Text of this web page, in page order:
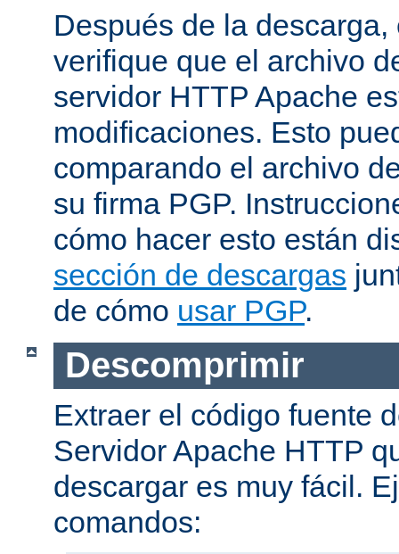
Después de la
verifique que el archivo
servidor HTTP Apache
modificaciones. Esto
comparando el archivo
su firma PGP.
cómo hacer esto están
sección de descargas
de cómo usar PGP.
Descomprimir
Extraer el código fuente
Servidor Apache HTTP
descargar es muy fácil.
comandos: